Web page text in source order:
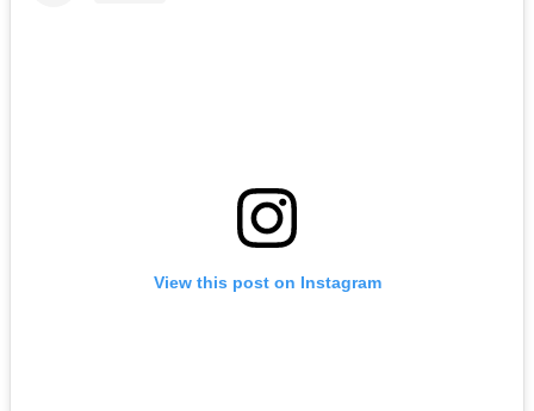
View this post on Instagram